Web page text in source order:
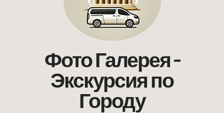
Фото Галерея -
Экскурсия по
Городу